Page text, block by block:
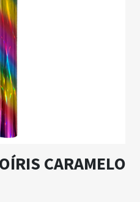
CARAMELO